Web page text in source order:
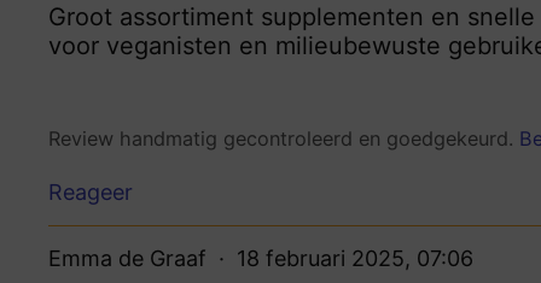
Groot assortiment supplementen en
voor veganisten en milieubewuste
Review handmatig gecontroleerd en goedgekeurd.
Reageer
Emma de Graaf 18 februari 2025, 07:06